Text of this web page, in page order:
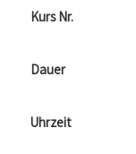
Kurs Nr.
Dauer
Uhrzeit